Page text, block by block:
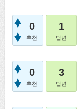
0
추천
1
답변
0
추천
3
답변